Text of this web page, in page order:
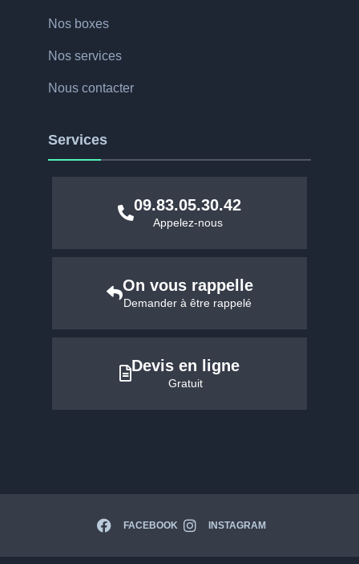
Nos boxes
Nos services
Nous contacter
Services
09.83.05.30.42
Appelez-nous
On vous rappelle
Demander à être rappelé
Devis en ligne
Gratuit
FACEBOOK INSTAGRAM